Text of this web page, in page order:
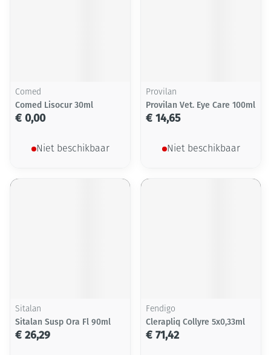
Comed
Comed Lisocur 30ml
€ 0,00
Niet beschikbaar
Provilan
Provilan Vet. Eye Care 100ml
€ 14,65
Niet beschikbaar
Sitalan
Sitalan Susp Ora Fl 90ml
€ 26,29
Fendigo
Clerapliq Collyre 5x0,33ml
€ 71,42